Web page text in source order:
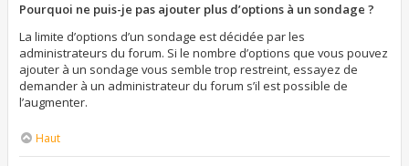
Pourquoi ne puis-je pas ajouter plus d’options à un sondage ?
La limite d’options d’un sondage est décidée par les
administrateurs du forum. Si le nombre d’options que vous pouvez
ajouter à un sondage vous semble trop restreint, essayez de
demander à un administrateur du forum s’il est possible de
l’augmenter.
Haut